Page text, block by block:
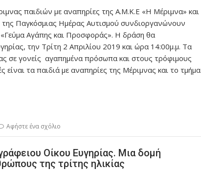
παιδιών με αναπηρίες της Α.Μ.Κ.Ε «Η Μέριμνα» και
Παγκόσμιας Ημέρας Αυτισμού συνδιοργανώνουν
«Γεύμα Αγάπης και Προσφοράς». Η δράση θα
την Τρίτη 2 Απριλίου 2019 και ώρα 14:00μ.μ. Τα
σε γονείς αγαπημένα πρόσωπα και στους τρόφιμους
τα παιδιά με αναπηρίες της Μέριμνας και το τμήμα
Αφήστε ένα σχόλιο
Οίκου Ευγηρίας. Μια δομή
της τρίτης ηλικίας